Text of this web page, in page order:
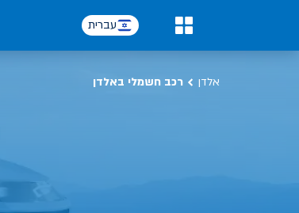
עברית
אלדן רכב חשמלי באלדן